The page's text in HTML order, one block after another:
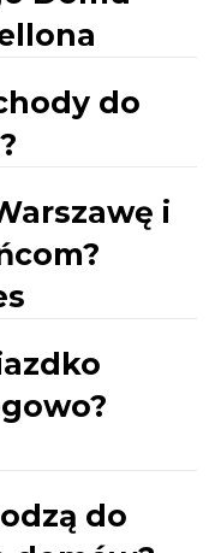
do
i
do